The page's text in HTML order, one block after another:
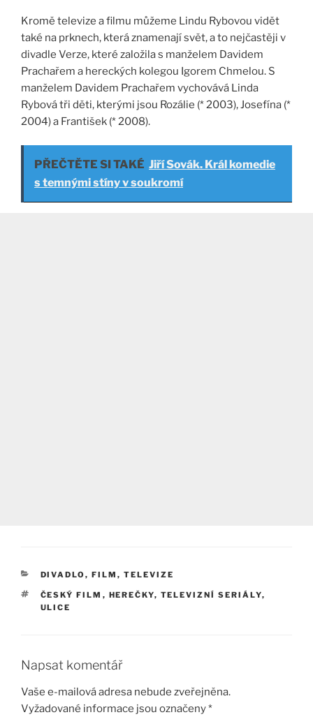
Kromě televize a filmu můžeme Lindu Rybovou vidět
také na prknech, která znamenají svět, a to nejčastěji v
divadle Verze, které založila s manželem Davidem
Prachařem a hereckých kolegou Igorem Chmelou. S
manželem Davidem Prachařem vychovává Linda
Rybová tři děti, kterými jsou Rozálie (* 2003), Josefína (*
2004) a František (* 2008).
PŘEČTĚTE SI TAKÉ Jiří Sovák. Král komedie
s temnými stíny v soukromí
RUBRIKY
DIVADLO, FILM, TELEVIZE
ŠTÍTKY
ČESKÝ FILM , HEREČKY, TELEVIZNÍ SERIÁLY,
ULICE
Napsat komentář
Vaše e-mailová adresa nebude zveřejněna.
Vyžadované informace jsou označeny*